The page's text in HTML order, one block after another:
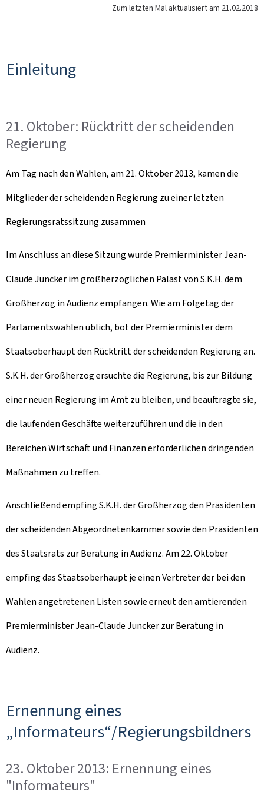
Zum letzten Mal aktualisiert am 21.02.2018
Einleitung
21. Oktober: Rücktritt der scheidenden
Regierung
Am Tag nach den Wahlen, am 21. Oktober 2013, kamen die
Mitglieder der scheidenden Regierung zu einer letzten
Regierungsratssitzung zusammen
Im Anschluss an diese Sitzung wurde Premierminister Jean-
Claude Juncker im großherzoglichen Palast von S.K.H. dem
Großherzog in Audienz empfangen. Wie am Folgetag der
Parlamentswahlen üblich, bot der Premierminister dem
Staatsoberhaupt den Rücktritt der scheidenden Regierung an.
S.K.H. der Großherzog ersuchte die Regierung, bis zur Bildung
einer neuen Regierung im Amt zu bleiben, und beauftragte sie,
die laufenden Geschäfte weiterzuführen und die in den
Bereichen Wirtschaft und Finanzen erforderlichen dringenden
Maßnahmen zu treffen.
Anschließend empfing S.K.H. der Großherzog den Präsidenten
der scheidenden Abgeordnetenkammer sowie den Präsidenten
des Staatsrats zur Beratung in Audienz. Am 22. Oktober
empfing das Staatsoberhaupt je einen Vertreter der bei den
Wahlen angetretenen Listen sowie erneut den amtierenden
Premierminister Jean-Claude Juncker zur Beratung in
Audienz.
Ernennung eines
„Informateurs“/Regierungsbildners
23. Oktober 2013: Ernennung eines
"Informateurs"